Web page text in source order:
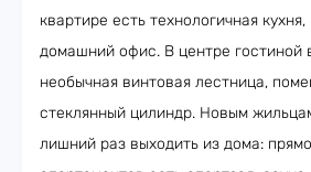
квартире есть технологичная
домашний офис. В центре гостиной
необычная винтовая лестница,
стеклянный цилиндр. Новым
лишний раз выходить из дома: